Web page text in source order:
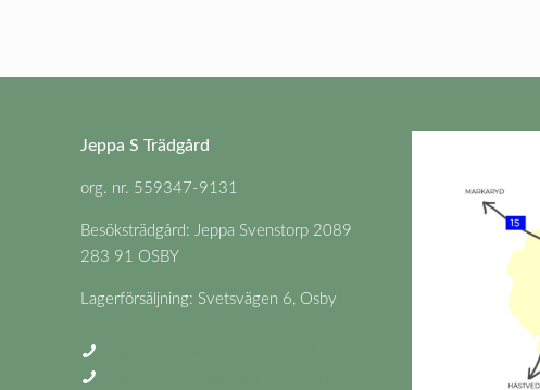
Jeppa S Trädgård
org. nr. 559347-9131
Besöksträdgård: Jeppa Svenstorp 2089
283 91 OSBY
Lagerförsäljning: Svetsvägen 6, Osby